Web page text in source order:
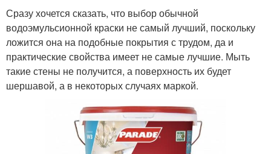
Сразу хочется сказать, что выбор обычной
водоэмульсионной краски не самый лучший, поскольку
ложится она на подобные покрытия с трудом, да и
практические свойства имеет не самые лучшие. Мыть
такие стены не получится, а поверхность их будет
шершавой, а в некоторых случаях маркой.